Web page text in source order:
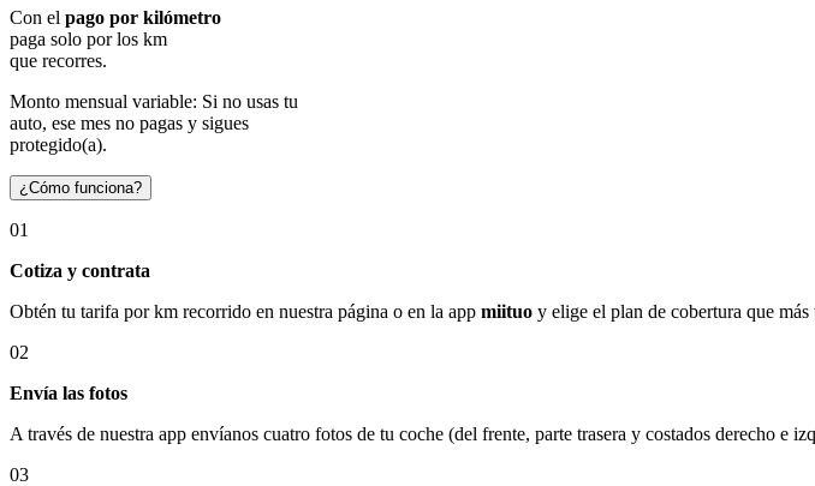
Con el pago por kilómetro
paga solo por los km
que recorres.
Monto mensual variable: Si no usas tu
auto, ese mes no pagas y sigues
protegido(a).
¿Cómo funciona?
01
Cotiza y contrata
Obtén tu tarifa por km recorrido en nuestra página o en la app miituo y elige el plan de cobertura que más
02
Envía las fotos
A través de nuestra app envíanos cuatro fotos de tu coche (del frente, parte trasera y costados derecho e
03